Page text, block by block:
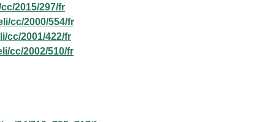
2015/297/fr
cc/2000/554/fr
cc/2001/422/fr
cc/2002/510/fr